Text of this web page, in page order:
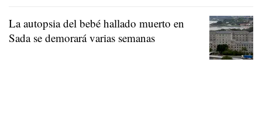
La autopsia del bebé hallado muerto en
Sada se demorará varias semanas